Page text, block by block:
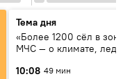
Тема дня
«Более 1200 сёл в
МЧС — о климате,
населения
10:08 49 мин